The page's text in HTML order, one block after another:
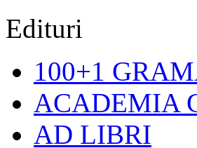
Edituri
100+1
ACADEMIA
AD LIBRI